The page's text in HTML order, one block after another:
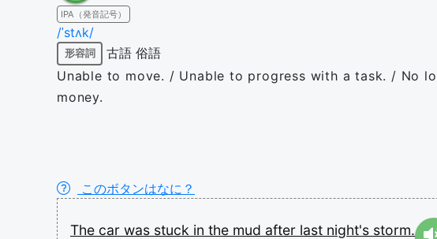
IPA（発音記号）
/ˈstʌk/
形容詞 古語 俗語
Unable to move. / Unable to progress with a task. / No
money.
このボタンはなに？
The car was stuck in the mud after last night's storm.